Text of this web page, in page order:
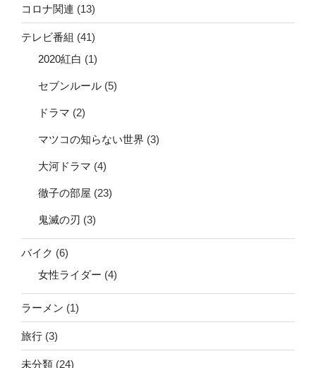
コロナ関連 (13)
テレビ番組 (41)
2020紅白 (1)
セブンルール (5)
ドラマ (2)
マツコの知らない世界 (3)
大河ドラマ (4)
徹子の部屋 (23)
鬼滅の刃 (3)
バイク (6)
女性ライダー (4)
ラーメン (1)
旅行 (3)
未分類 (24)